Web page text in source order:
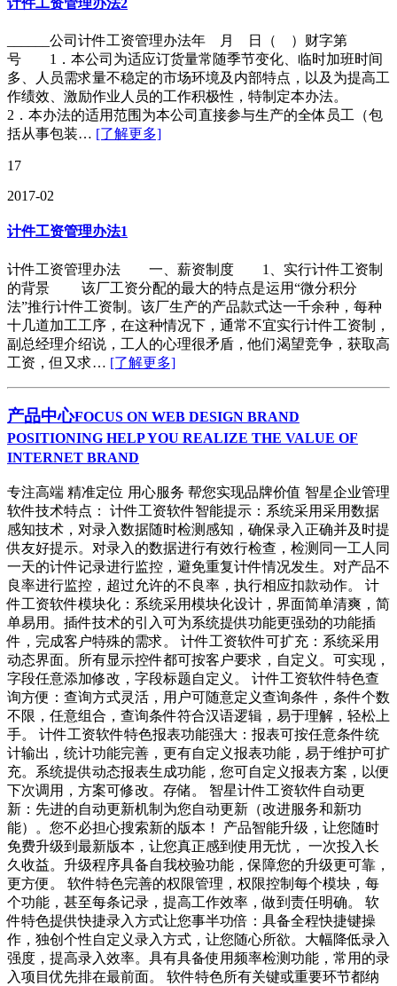
______公司计件工资管理办法年 月 日（ ）财字第
号 1．本公司为适应订货量常随季节变化、临时加班时间
多、人员需求量不稳定的市场环境及内部特点，以及为提高工
作绩效、激励作业人员的工作积极性，特制定本办法。
2．本办法的适用范围为本公司直接参与生产的全体员工（包
括从事包装… [了解更多]
17
2017-02
计件工资管理办法1
计件工资管理办法 一、薪资制度 1、实行计件工资制
的背景 该厂工资分配的最大的特点是运用“微分积分
法”推行计件工资制。该厂生产的产品款式达一千余种，每种
十几道加工工序，在这种情况下，通常不宜实行计件工资制，
副总经理介绍说，工人的心理很矛盾，他们渴望竞争，获取高
工资，但又求… [了解更多]
产品中心FOCUS ON WEB DESIGN BRAND
POSITIONING HELP YOU REALIZE THE VALUE OF
INTERNET BRAND
专注高端 精准定位 用心服务 帮您实现品牌价值 智星企业管理
软件技术特点： 计件工资软件智能提示：系统采用采用数据
感知技术，对录入数据随时检测感知，确保录入正确并及时提
供友好提示。对录入的数据进行有效行检查，检测同一工人同
一天的计件记录进行监控，避免重复计件情况发生。对产品不
良率进行监控，超过允许的不良率，执行相应扣款动作。 计
件工资软件模块化：系统采用模块化设计，界面简单清爽，简
单易用。插件技术的引入可为系统提供功能更强劲的功能插
件，完成客户特殊的需求。 计件工资软件可扩充：系统采用
动态界面。所有显示控件都可按客户要求，自定义。可实现，
字段任意添加修改，字段标题自定义。 计件工资软件特色查
询方便：查询方式灵活，用户可随意定义查询条件，条件个数
不限，任意组合，查询条件符合汉语逻辑，易于理解，轻松上
手。 计件工资软件特色报表功能强大：报表可按任意条件统
计输出，统计功能完善，更有自定义报表功能，易于维护可扩
充。系统提供动态报表生成功能，您可自定义报表方案，以便
下次调用，方案可修改。存储。 智星计件工资软件自动更
新：先进的自动更新机制为您自动更新（改进服务和新功
能）。您不必担心搜索新的版本！ 产品智能升级，让您随时
免费升级到最新版本，让您真正感到使用无忧， 一次投入长
久收益。升级程序具备自我校验功能，保障您的升级更可靠，
更方便。 软件特色完善的权限管理，权限控制每个模块，每
个功能，甚至每条记录，提高工作效率，做到责任明确。 软
件特色提供快捷录入方式让您事半功倍：具备全程快捷键操
作，独创个性自定义录入方式，让您随心所欲。大幅降低录入
强度，提高录入效率。具有具备使用频率检测功能，常用的录
入项目优先排在最前面。 软件特色所有关键或重要环节都纳